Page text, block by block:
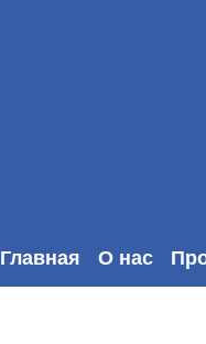
Главная О нас